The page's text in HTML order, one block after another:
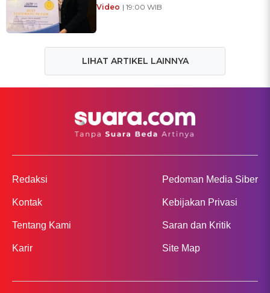
Video | 19:00 WIB
LIHAT ARTIKEL LAINNYA
Redaksi
Kontak
Tentang Kami
Karir
Pedoman Media Siber
Kebijakan Privasi
Saran dan Kritik
Site Map